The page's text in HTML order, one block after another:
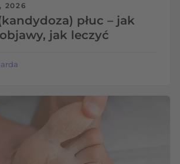
2026
płuc – jak
jak leczyć